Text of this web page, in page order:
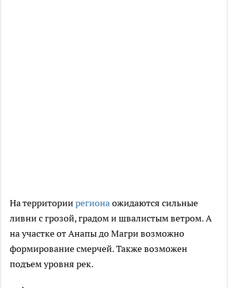
На территориирегионаожидаются сильные
ливни с грозой, градом и швалистым ветром. А
на участке от Анапы до Магри возможно
формирование смерчей. Также возможен
подъем уровня рек.